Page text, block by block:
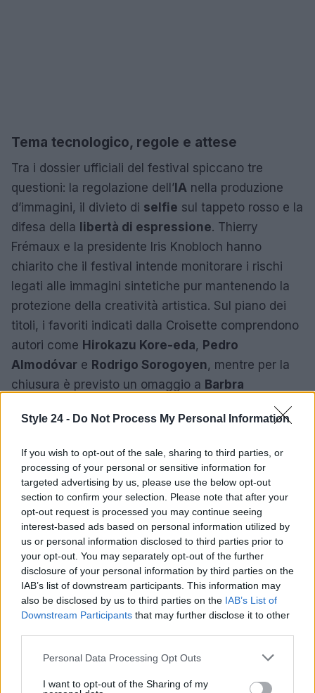
Style 24 - Do Not Process My Personal Information
If you wish to opt-out of the sale, sharing to third parties, or
processing of your personal or sensitive information for
targeted advertising by us, please use the below opt-out
section to confirm your selection. Please note that after your
opt-out request is processed you may continue seeing
interest-based ads based on personal information utilized by
us or personal information disclosed to third parties prior to
your opt-out. You may separately opt-out of the further
disclosure of your personal information by third parties on the
IAB’s list of downstream participants. This information may
also be disclosed by us to third parties on the IAB’s List of
Downstream Participants that may further disclose it to other
Please note that this website/app uses one or more Google
not limited to your visit or usage behaviour. You may click to
Personal Data Processing Opt Outs
I want to opt-out of the Sharing of my
Tema tecnologico, regole e attese
Tra i dossier ufficiali del festival spiccano tre
questioni: la regolazione dell’IA nella produzione
d’immagini, il divieto di selfie sul tappeto rosso e la
difesa della libertà di espressione. Thierry
Frémaux e la presidente Iris Knobloch hanno
chiarito che il festival intende monitorare i rischi
legati alle immagini sintetiche pur mantenendo la
protezione della creatività artistica. Sul piano dei
titoli, i favoriti indicati dalla Croisette comprendono
autori come Hirokazu Kore-eda, Pedro
Almodóvar e Rodrigo Sorogoyen, mentre per la
chiusura è previsto un omaggio a Barbra
Nei giorni che seguono la Croisette rimane forte la
sensazione di un festival che vuole mediare: tra
autorialità e mercato, tra impegno politico e valore
estetico. Le discussioni suIAe etica dell’immagine,
le scelte della giuria presieduta daPark Chan-
wooke le presenze internazionali continueranno a
caratterizzare la rassegna fino alla serata
conclusiva del 23 maggio 2026, quando la Palma
resta anche un luogo di stile: il look
misurato di
Chloé Zhaoè solo uno dei segnali della nuova